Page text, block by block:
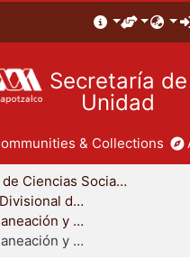
Secretaría de
Unidad
& Collections
División de Ciencias Sociales y Humanidades
Coordinación Divisional de Posgrado
Maestría en Planeación y Políticas Metropolitanas
Maestría en Planeación y Políticas Metropolitanas